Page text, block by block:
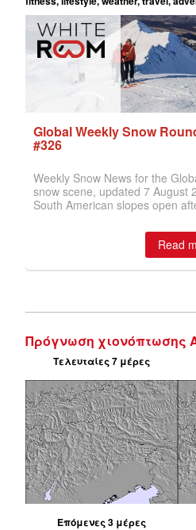
Πρόγνωση χιονόπτωσης
Τελευταίες 7 μέρες
Επόμενες 3 μέρες